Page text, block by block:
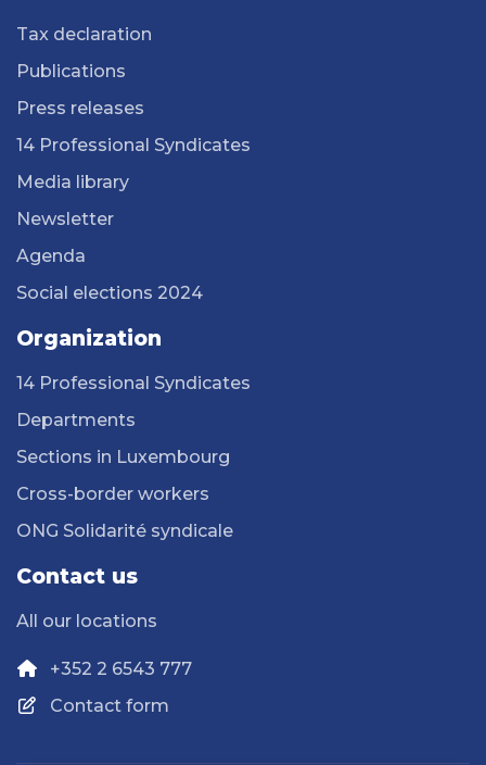
Tax declaration
Publications
Press releases
14 Professional Syndicates
Media library
Newsletter
Agenda
Social elections 2024
Organization
14 Professional Syndicates
Departments
Sections in Luxembourg
Cross-border workers
ONG Solidarité syndicale
Contact us
All our locations
+352 2 6543 777
Contact form